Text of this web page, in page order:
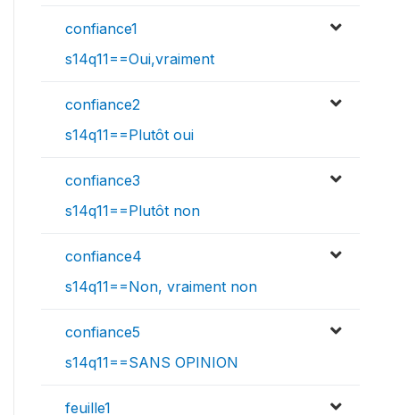
confiance1
s14q11==Oui,vraiment
confiance2
s14q11==Plutôt oui
confiance3
s14q11==Plutôt non
confiance4
s14q11==Non, vraiment non
confiance5
s14q11==SANS OPINION
feuille1